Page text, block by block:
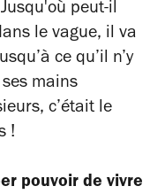
peut-il
le vague, il va
ce qu’il n’y
mains
c’était le
!
pouvoir de vivre